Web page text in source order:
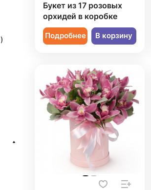
Букет из 17 розовых
орхидей в коробке
Подробнее В корзину
)